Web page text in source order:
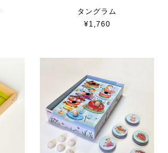
タングラム
¥1,760